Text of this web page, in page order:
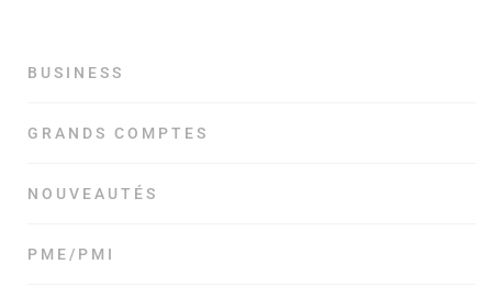
BUSINESS
GRANDS COMPTES
NOUVEAUTÉS
PME/PMI